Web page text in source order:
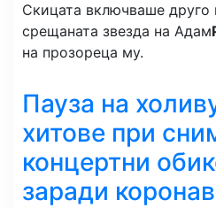
Скицата включваше друго
срещаната звезда на Адам
на прозореца му.
Пауза на
хитове при
концертни
заради